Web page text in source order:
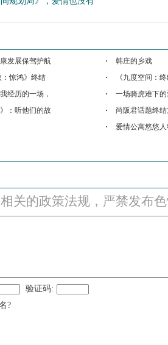
发展保驾护航
韩庄的乡戏
：惊鸿》终结
《九度空间：
经历的一场，
一场骑虎难下
：听他们的故
尚阪君话题终结
爱情公寓悠悠人
关的政策法规，严禁发布
验证码:
?